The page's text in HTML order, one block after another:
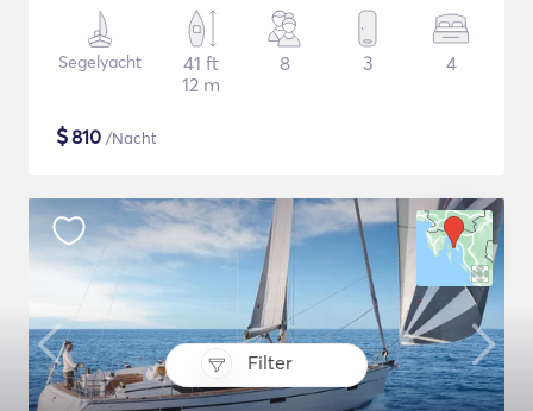
Filter
Segelyacht
41 ft
12 m
8 3 4
$810 /Nacht